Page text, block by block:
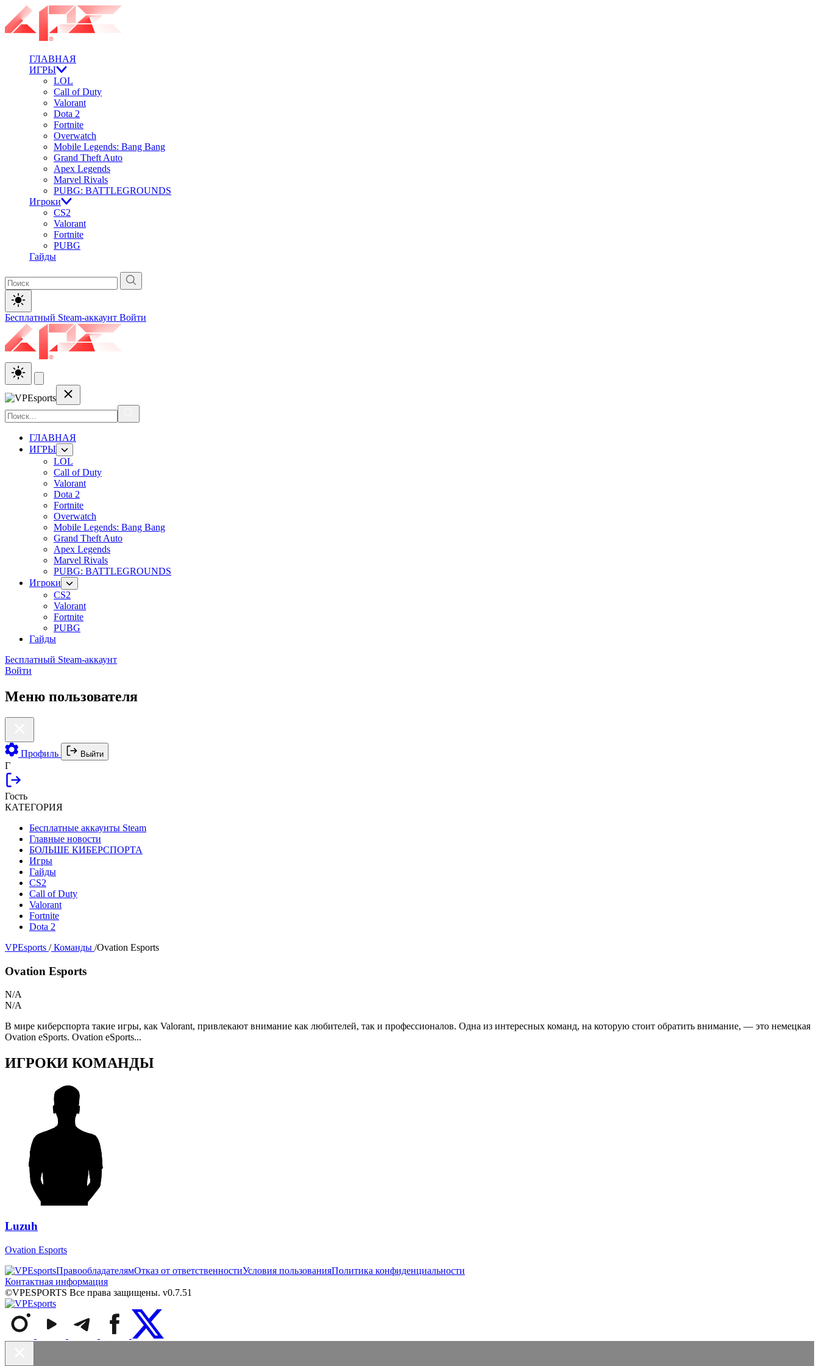
ГЛАВНАЯ
ИГРЫ
LOL
Call of Duty
Valorant
Dota 2
Fortnite
Overwatch
Mobile Legends: Bang Bang
Grand Theft Auto
Apex Legends
Marvel Rivals
PUBG: BATTLEGROUNDS
Игроки
CS2
Valorant
Fortnite
PUBG
Гайды
Бесплатный Steam-аккаунт Войти
ГЛАВНАЯ
ИГРЫ
LOL
Call of Duty
Valorant
Dota 2
Fortnite
Overwatch
Mobile Legends: Bang Bang
Grand Theft Auto
Apex Legends
Marvel Rivals
PUBG: BATTLEGROUNDS
Игроки
CS2
Valorant
Fortnite
PUBG
Гайды
Бесплатный Steam-аккаунт
Войти
Меню пользователя
Профиль Выйти
Г
Гость
КАТЕГОРИЯ
Бесплатные аккаунты Steam
Главные новости
БОЛЬШЕ КИБЕРСПОРТА
Игры
Гайды
CS2
Call of Duty
Valorant
Fortnite
Dota 2
VPEsports / Команды /Ovation Esports
Ovation Esports
N/A
N/A
В мире киберспорта такие игры, как Valorant, привлекают внимание как любителей, так и профессионалов. Одна из интересных команд, на которую стоит обратить внимание, — это немецкая
Ovation eSports. Ovation eSports...
ИГРОКИ КОМАНДЫ
Luzuh
Ovation Esports
ПравообладателямОтказ от ответственностиУсловия пользованияПолитика конфиденциальности
Контактная информация
©VPESPORTS Все права защищены. v0.7.51